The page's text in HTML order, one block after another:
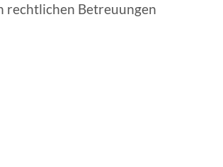
rechtlichen Betreuungen